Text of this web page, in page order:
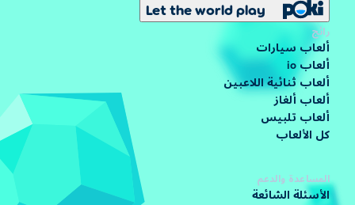
Let the world play
رائج
ألعاب سيارات
ألعاب io
ألعاب ثنائية اللاعبين
ألعاب ألغاز
ألعاب تلبيس
كل الألعاب
المساعدة والدعم
الأسئلة الشائعة